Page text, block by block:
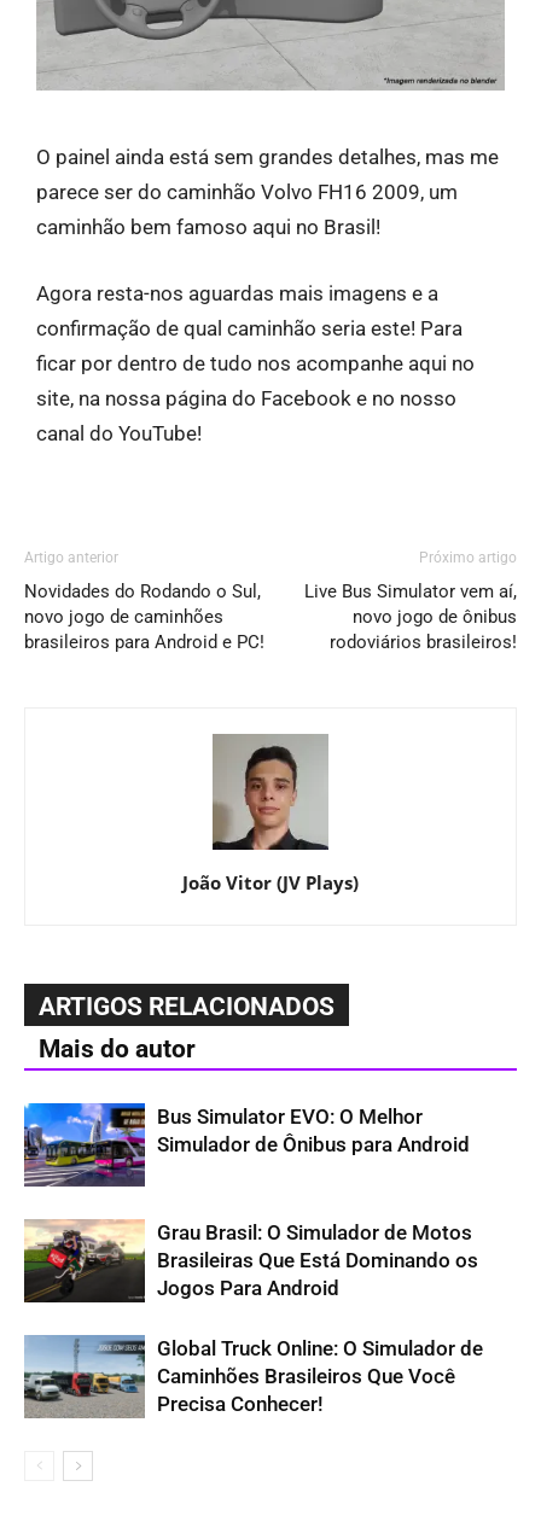
O painel ainda está sem grandes detalhes, mas me
parece ser do caminhão Volvo FH16 2009, um
caminhão bem famoso aqui no Brasil!
Agora resta-nos aguardas mais imagens e a
confirmação de qual caminhão seria este! Para
ficar por dentro de tudo nos acompanhe aqui no
site, na nossa página do Facebook e no nosso
canal do YouTube!
Artigo anterior
Novidades do Rodando o Sul,
novo jogo de caminhões
brasileiros para Android e PC!
Próximo artigo
Live Bus Simulator vem aí,
novo jogo de ônibus
rodoviários brasileiros!
João Vitor (JV Plays)
ARTIGOS RELACIONADOS
Mais do autor
Bus Simulator EVO: O Melhor
Simulador de Ônibus para Android
Grau Brasil: O Simulador de Motos
Brasileiras Que Está Dominando os
Jogos Para Android
Global Truck Online: O Simulador de
Caminhões Brasileiros Que Você
Precisa Conhecer!